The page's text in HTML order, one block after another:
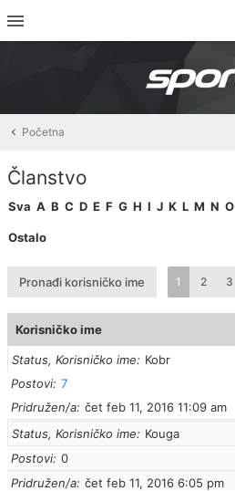
Početna
Članstvo
Sva A B C D E F G H I J K L M N O
Ostalo
Pronađi korisničko ime 1 2 3
Korisničko ime
Status, Korisničko ime
Kobr
Postovi 7
Pridružen/a čet feb 11, 2016 11:09 am
Status, Korisničko ime
Kouga
Postovi 0
Pridružen/a čet feb 11, 2016 6:05 pm